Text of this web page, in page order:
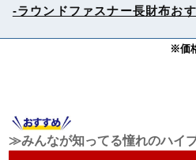
-ラウンドファスナー長財布お
※価
≫みんなが知ってる憧れのハイ